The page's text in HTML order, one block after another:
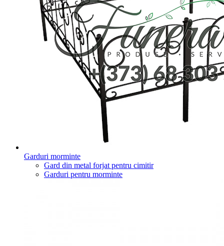
Garduri morminte
Gard din metal forjat pentru cimitir
Garduri pentru morminte